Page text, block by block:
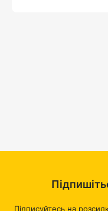
Підписуйтесь на